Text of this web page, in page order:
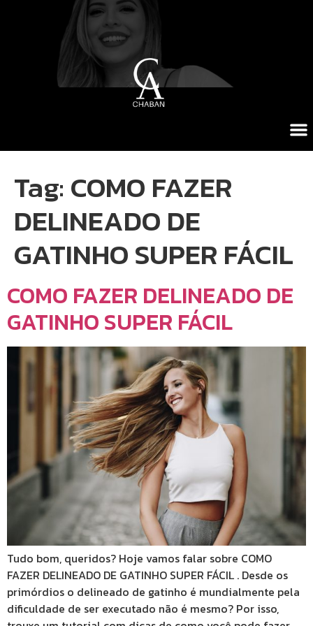
Tag: COMO FAZER
DELINEADO DE
GATINHO SUPER FÁCIL
COMO FAZER DELINEADO DE
GATINHO SUPER FÁCIL
Tudo bom, queridos? Hoje vamos falar sobre COMO
FAZER DELINEADO DE GATINHO SUPER FÁCIL . Desde os
primórdios o delineado de gatinho é mundialmente pela
dificuldade de ser executado não é mesmo? Por isso,